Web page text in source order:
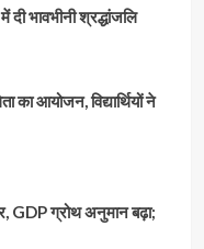
दी भावभीनी श्रद्धांजलि
का आयोजन, विद्यार्थियों ने
GDP ग्रोथ अनुमान बढ़ा;